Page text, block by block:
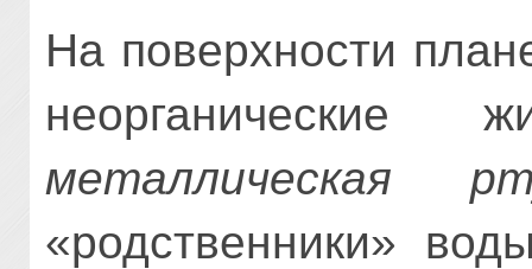
На поверхности
металлическая
«родственники»